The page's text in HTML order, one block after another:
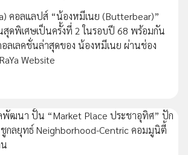
คอลแลปส์ “น้องหมีเนย (Butterbear)”
สุดพิเศษเป็นครั้งที่ 2 ในรอบปี 68 พร้อมกัน
ลเลคชั่นล่าสุดของ น้องหมีเนย ผ่านช่อง
Website